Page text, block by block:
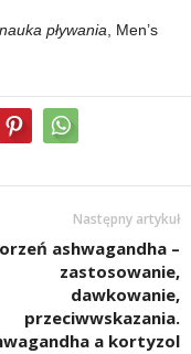
pływania, Men’s
Następny artykuł
ashwagandha –
zastosowanie,
dawkowanie,
przeciwwskazania.
a kortyzol